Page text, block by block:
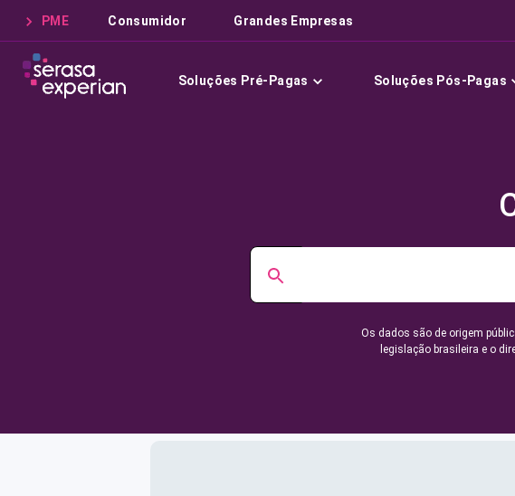
PME Consumidor Grandes Empresas
Soluções Pré-Pagas Soluções Pós-Pagas
Os dados são de origem
legislação brasileira e o